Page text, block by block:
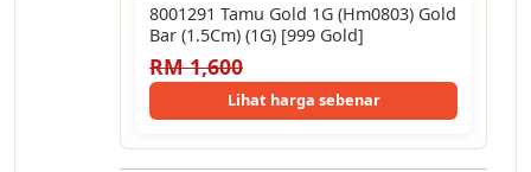
8001291 Tamu Gold 1G (Hm0803) Gold
Bar (1.5Cm) (1G) [999 Gold]
RM 1,600
Lihat harga sebenar